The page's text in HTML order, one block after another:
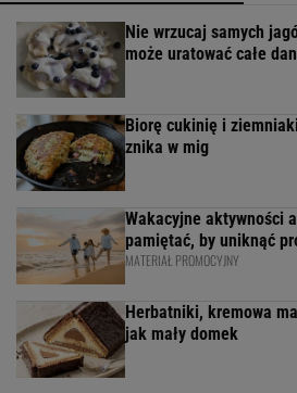
Nie wrzucaj samych
może uratować całe
Biorę cukinię i
znika w mig
Wakacyjne aktywności
pamiętać, by uniknąć
MATERIAŁ PROMOCYJNY
Herbatniki, kremowa
jak mały domek